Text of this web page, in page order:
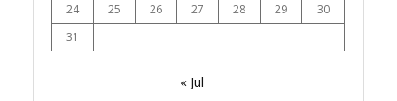
24
25 26 27 28 29
30
31
« Jul